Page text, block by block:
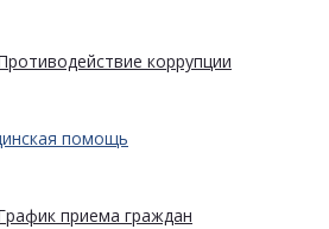
коррупции
помощь
приема граждан